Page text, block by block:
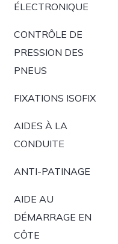
ÉLECTRONIQUE
CONTRÔLE DE
PRESSION DES
PNEUS
FIXATIONS ISOFIX
AIDES À LA
CONDUITE
ANTI-PATINAGE
AIDE AU
DÉMARRAGE EN
CÔTE